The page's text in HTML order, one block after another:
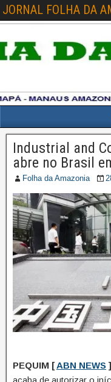
JORNAL FOLHA DA
Industrial and
abre no Brasil
Folha da Amazonia
PEQUIM [ABN NEWS ]
acaba de autorizar o